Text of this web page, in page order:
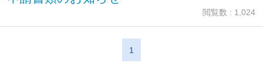
閲覧数 : 1,024
1